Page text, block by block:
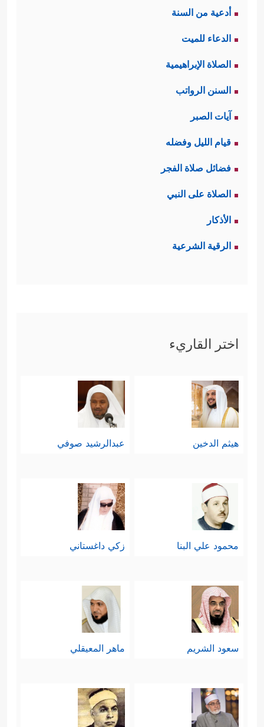
أدعية من السنة
الدعاء للميت
الصلاة الإبراهيمية
السنن الرواتب
آيات الصبر
قيام الليل وفضله
فضائل صلاة الفجر
الصلاة على النبي
الأذكار
الرقية الشرعية
اختر القاريء
هيثم الدخين عبدالرشيد صوفي
محمود علي البنا زكي داغستاني
سعود الشريم ماهر المعيقلي